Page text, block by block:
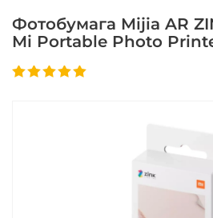
Фотобумага Mijia AR
Mi Portable Photo